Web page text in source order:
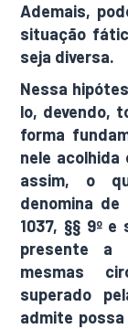
Ademais,
situação
seja diversa.
Nessa
lo, devendo,
forma
nele
assim, o
denomina
1037, §§ 9º
presente a
mesmas
superado
admite